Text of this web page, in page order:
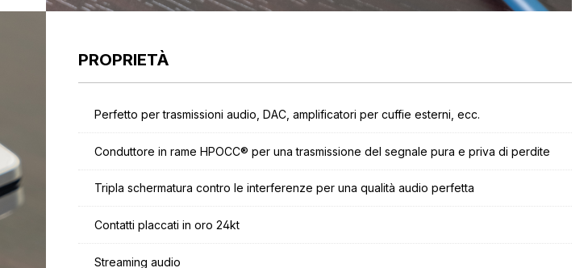
PROPRIETÀ
Perfetto per trasmissioni audio, DAC, amplificatori per cuffie esterni, ecc.
Conduttore in rame HPOCC® per una trasmissione del segnale pura e priva di perdite
Tripla schermatura contro le interferenze per una qualità audio perfetta
Contatti placcati in oro 24kt
Streaming audio